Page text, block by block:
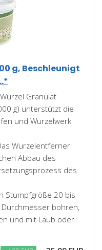
g, Beschleunigt
Granulat
g) unterstützt die
und Wurzelwerk
Wurzelentferner
Abbau des
des
Stumpfgröße 20 bis
bohren,
und mit Laub oder